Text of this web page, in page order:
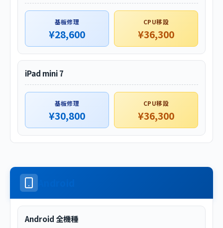
基板修理
¥28,600
CPU移設
¥36,300
iPad mini 7
基板修理
¥30,800
CPU移設
¥36,300
Android 全機種